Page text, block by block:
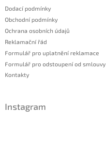
Dodací podmínky
Obchodní podmínky
Ochrana osobních údajů
Reklamační řád
Formulář pro uplatnění reklamace
Formulář pro odstoupení od smlouvy
Kontakty
Instagram